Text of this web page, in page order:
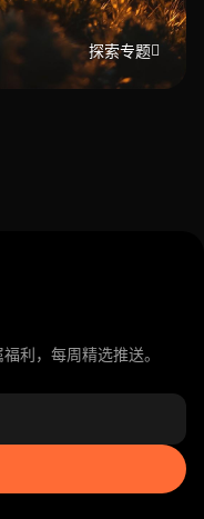
探索专题
利，每周精选推送。